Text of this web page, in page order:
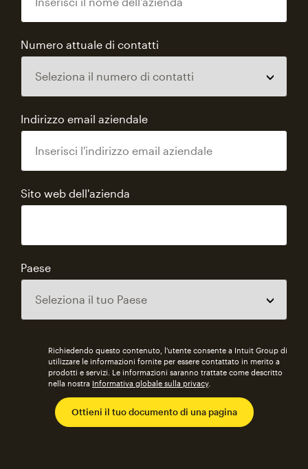
Numero attuale di contatti
Indirizzo email aziendale
Sito web dell'azienda
Paese
Richiedendo questo contenuto, l'utente consente a Intuit Group di
utilizzare le informazioni fornite per essere contattato in merito a
prodotti e servizi. Le informazioni saranno trattate come descritto
nella nostra Informativa globale sulla privacy.